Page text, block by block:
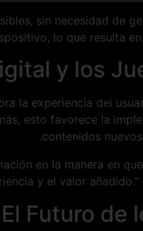
sin necesidad de
lo que resulta
y los
la experiencia del
esto favorece la
contenidos
en la manera en
y el valor
Futuro de